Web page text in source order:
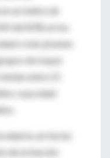
un índice de
del 83% en los
o más jóvenes
de mayor
entre 21
cuya edad
edad es un factor
de la función